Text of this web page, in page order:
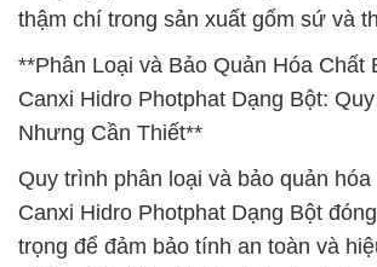
thậm chí trong sản xuất gốm sứ và
**Phân Loại và Bảo Quản Hóa Chất
Canxi Hidro Photphat Dạng Bột:
Nhưng Cần Thiết**
Quy trình phân loại và bảo quản
Canxi Hidro Photphat Dạng Bột
trọng để đảm bảo tính an toàn và